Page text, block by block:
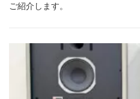
ご紹介します。